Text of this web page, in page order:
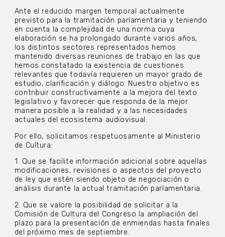
Ante el reducido margen temporal actualmente
previsto para la tramitación parlamentaria y teniendo
en cuenta la complejidad de una norma cuya
elaboración se ha prolongado durante varios años,
los distintos sectores representados hemos
mantenido diversas reuniones de trabajo en las que
hemos constatado la existencia de cuestiones
relevantes que todavía requieren un mayor grado de
estudio, clarificación y diálogo. Nuestro objetivo es
contribuir constructivamente a la mejora del texto
legislativo y favorecer que responda de la mejor
manera posible a la realidad y a las necesidades
actuales del ecosistema audiovisual.
Por ello, solicitamos respetuosamente al Ministerio
de Cultura:
1. Que se facilite información adicional sobre aquellas
modificaciones, revisiones o aspectos del proyecto
de ley que estén siendo objeto de negociación o
análisis durante la actual tramitación parlamentaria.
2. Que se valore la posibilidad de solicitar a la
Comisión de Cultura del Congreso la ampliación del
plazo para la presentación de enmiendas hasta finales
del próximo mes de septiembre.